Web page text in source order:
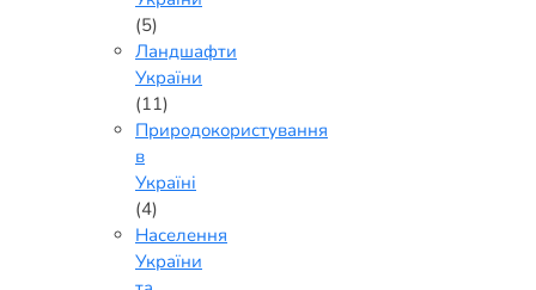
(5)
Ландшафти
України
(11)
Природокористування
в
Україні
(4)
Населення
України